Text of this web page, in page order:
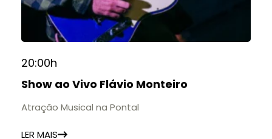
20:00h
Show ao Vivo Flávio Monteiro
Atração Musical na Pontal
LER MAIS